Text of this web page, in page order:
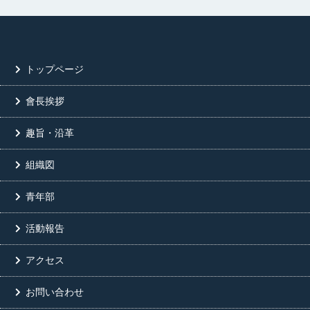
トップページ
會長挨拶
趣旨・沿革
組織図
青年部
活動報告
アクセス
お問い合わせ